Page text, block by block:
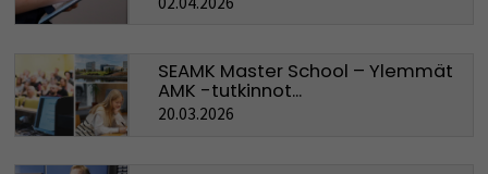
SEAMK Master School – Ylemmät
AMK -tutkinnot...
20.03.2026